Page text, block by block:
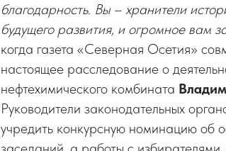
благодарность. Вы – хранители
будущего развития, и огромное вам
когда газета «Северная Осетия»
настоящее расследование о
нефтехимического комбината
Руководители законодательных
учредить конкурсную номинацию об